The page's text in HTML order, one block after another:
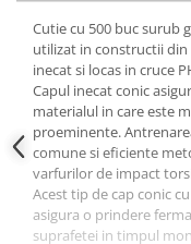
Dibluri cui percutie
Dibluri cu carlig
Dibluri pentru gips-
Dibluri pentru lemn
Dibluri pentru
Dibluri rosii SFX
Suruburi
Suruburi pentru gips-
Cutie cu 500 buc surub
utilizat in constructii din
inecat si locas in cruce
Capul inecat conic
materialul in care este
proeminente.
comune si eficiente
varfurilor de impact
Acest tip de cap conic
asigura o prindere
suprafetei in timpul